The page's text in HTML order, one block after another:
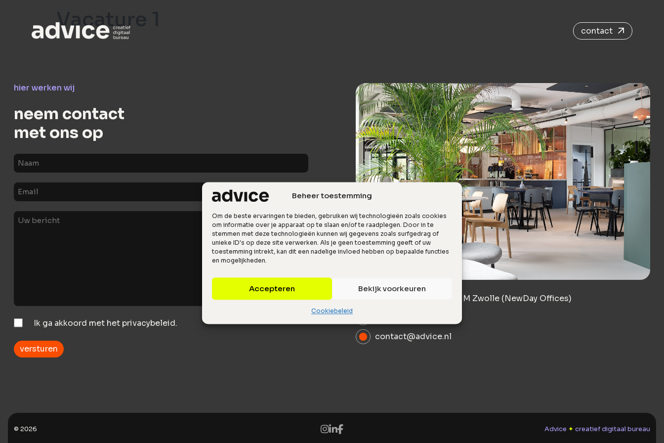
Beheer toestemming
Om de beste ervaringen te bieden, gebruiken wij technologieën zoals cookies
om informatie over je apparaat op te slaan en/of te raadplegen. Door in te
stemmen met deze technologieën kunnen wij gegevens zoals surfgedrag of
unieke ID's op deze site verwerken. Als je geen toestemming geeft of uw
toestemming intrekt, kan dit een nadelige invloed hebben op bepaalde functies
en mogelijkheden.
Accepteren Bekijk voorkeuren
Cookiebeleid
contact
Vacature 1
hier werken wij
neem contact
met ons op
Naam
E-
mail
Uw
Instemming
Ik ga akkoord met het privacybeleid.
Hanzelaan 351, 8017 JM Zwolle (NewDay Offices)
contact@advice.nl
© 2026 Advice ✦ creatief digitaal bureau